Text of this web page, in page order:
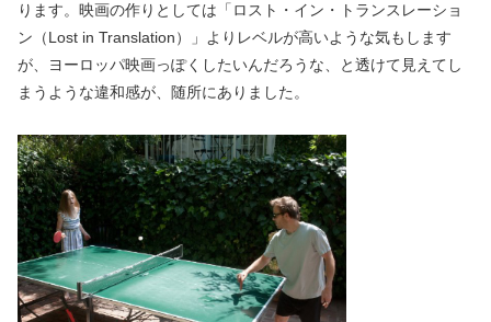
ります。映画の作りとしては「ロスト・イン・トランスレーショ
ン（Lost in Translation）」よりレベルが高いような気もします
が、ヨーロッパ映画っぽくしたいんだろうな、と透けて見えてし
まうような違和感が、随所にありました。